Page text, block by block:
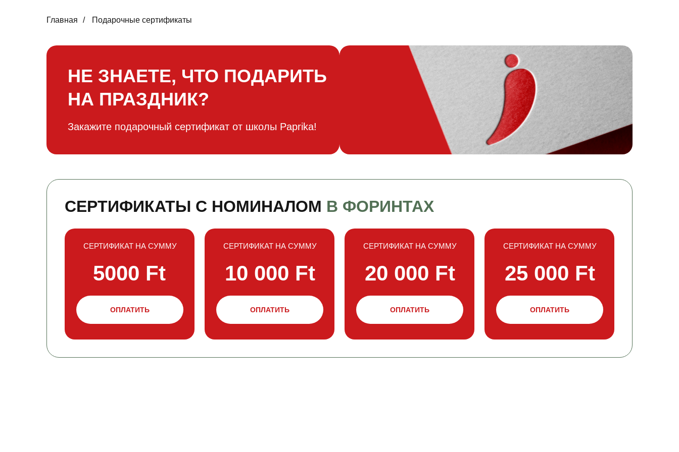
Главная / Подарочные сертификаты
НЕ ЗНАЕТЕ, ЧТО ПОДАРИТЬ
НА ПРАЗДНИК?
Закажите подарочный сертификат от школы Paprika!
5000 Ft
ОПЛАТИТЬ
СЕРТИФИКАТ НА СУММУ
ОПЛАТИТЬ
10 000 Ft
СЕРТИФИКАТ НА СУММУ
20 000 Ft
ОПЛАТИТЬ
СЕРТИФИКАТ НА СУММУ
ОПЛАТИТЬ
25 000 Ft
СЕРТИФИКАТ НА СУММУ
СЕРТИФИКАТЫ С НОМИНАЛОМ В ФОРИНТАХ